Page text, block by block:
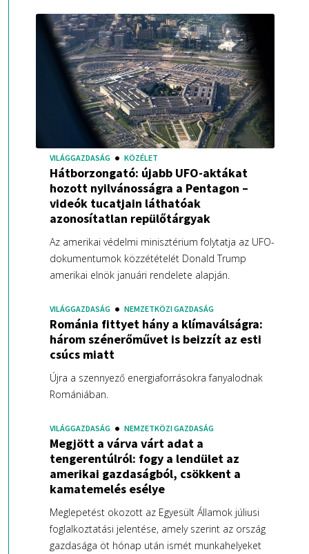
VILÁGGAZDASÁG KÖZÉLET
Hátborzongató: újabb UFO-aktákat
hozott nyilvánosságra a Pentagon –
videók tucatjain láthatóak
azonosítatlan repülőtárgyak
Az amerikai védelmi minisztérium folytatja az UFO-
dokumentumok közzétételét Donald Trump
amerikai elnök januári rendelete alapján.
VILÁGGAZDASÁG NEMZETKÖZI GAZDASÁG
Románia fittyet hány a klímaválságra:
három szénerőművet is beizzít az esti
csúcs miatt
Újra a szennyező energiaforrásokra fanyalodnak
Romániában.
VILÁGGAZDASÁG NEMZETKÖZI GAZDASÁG
Megjött a várva várt adat a
tengerentúlról: fogy a lendület az
amerikai gazdaságból, csökkent a
kamatemelés esélye
Meglepetést okozott az Egyesült Államok júliusi
foglalkoztatási jelentése, amely szerint az ország
gazdasága öt hónap után ismét munkahelyeket